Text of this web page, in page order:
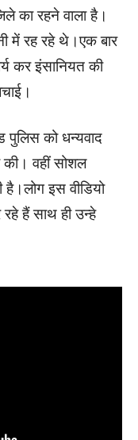
का रहने वाला है।
में रह रहे थे।एक बार
कर इंसानियत की
पुलिस को धन्यवाद
वहीं सोशल
इस वीडियो
हैं साथ ही उन्हे